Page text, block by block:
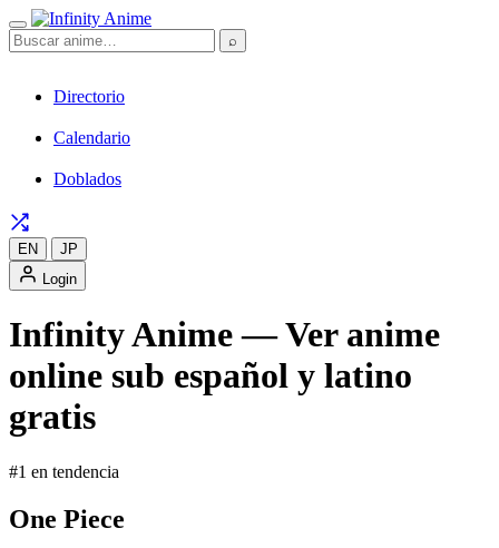
⌕
Directorio
Calendario
Doblados
EN
JP
Login
Infinity Anime — Ver anime
online sub español y latino
gratis
#1 en tendencia
One Piece